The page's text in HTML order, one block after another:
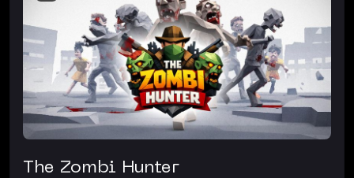
The Zombi Hunter